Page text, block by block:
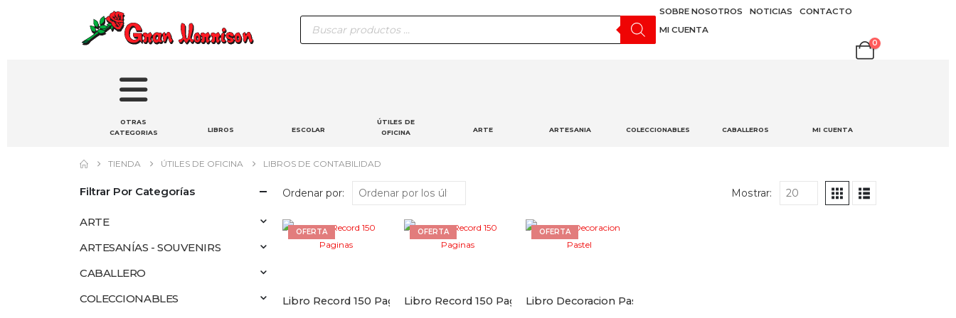
Búsqueda
de
productos
SOBRE NOSOTROS NOTICIAS
CONTACTO
MI CUENTA
0
OTRAS
CATEGORIAS
LIBROS ESCOLAR
ÚTILES DE
OFICINA
ARTE ARTESANIA COLECCIONABLES CABALLEROS MI CUENTA
TIENDA ÚTILES DE OFICINA LIBROS DE CONTABILIDAD
Ordenar por: Mostrar:
OFERTA
Libro Record 150 Paginas
OFERTA
Libro Record 150 Paginas
OFERTA
Libro Decoracion Pastel
Filtrar Por Categorías
ARTE
ARTESANÍAS - SOUVENIRS
CABALLERO
COLECCIONABLES